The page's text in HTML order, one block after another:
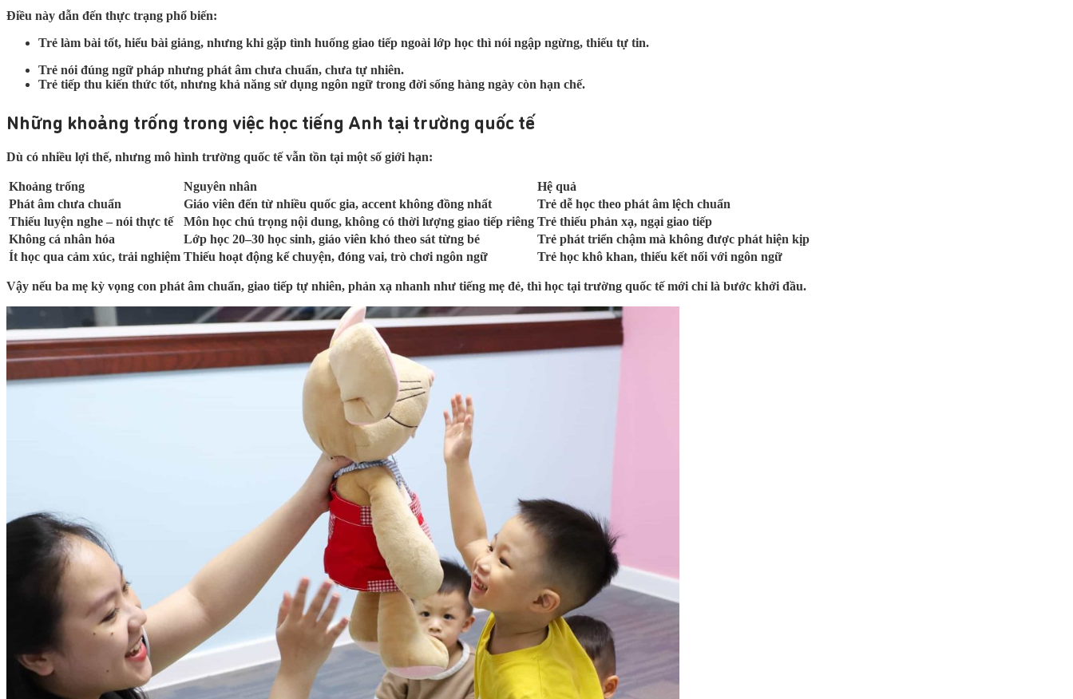
Điều này dẫn đến thực trạng phổ biến:
Trẻ làm bài tốt, hiểu bài giảng, nhưng khi gặp tình huống giao tiếp ngoài lớp học thì nói ngập ngừng, thiếu tự tin.
Trẻ nói đúng ngữ pháp nhưng phát âm chưa chuẩn, chưa tự nhiên.
Trẻ tiếp thu kiến thức tốt, nhưng khả năng sử dụng ngôn ngữ trong đời sống hàng ngày còn hạn chế.
Những khoảng trống trong việc học tiếng Anh tại trường quốc tế
Dù có nhiều lợi thế, nhưng mô hình trường quốc tế vẫn tồn tại một số giới hạn:
Khoảng trống Nguyên nhân
Hệ quả
Phát âm chưa chuẩn
Giáo viên đến từ nhiều quốc gia, accent không đồng nhất
Trẻ dễ học theo phát âm lệch chuẩn
Thiếu luyện nghe – nói thực tế
Môn học chú trọng nội dung, không có thời lượng giao tiếp riêng Trẻ thiếu phản xạ, ngại giao tiếp
Không cá nhân hóa
Lớp học 20–30 học sinh, giáo viên khó theo sát từng bé
Trẻ phát triển chậm mà không được phát hiện kịp
Ít học qua cảm xúc, trải nghiệm Thiếu hoạt động kể chuyện, đóng vai, trò chơi ngôn ngữ Trẻ học khô khan, thiếu kết nối với ngôn ngữ
Vậy nếu ba mẹ kỳ vọng con phát âm chuẩn, giao tiếp tự nhiên, phản xạ nhanh như tiếng mẹ đẻ, thì học tại trường quốc tế mới chỉ là bước khởi đầu.